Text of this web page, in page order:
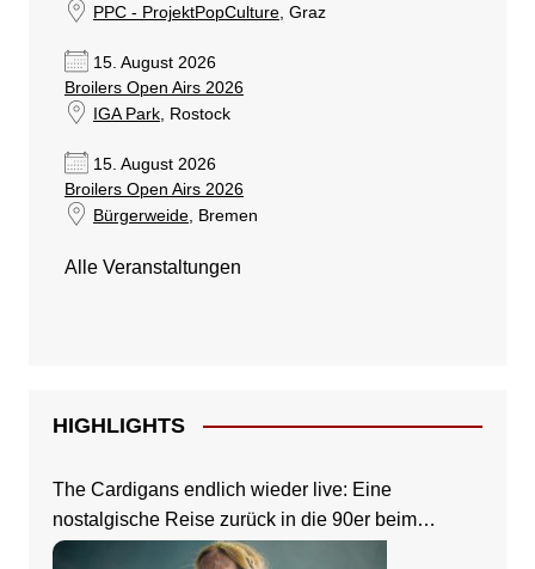
PPC - ProjektPopCulture, Graz
15. August 2026
Broilers Open Airs 2026
IGA Park, Rostock
15. August 2026
Broilers Open Airs 2026
Bürgerweide, Bremen
Alle Veranstaltungen
HIGHLIGHTS
The Cardigans endlich wieder live: Eine
nostalgische Reise zurück in die 90er beim
Zeltfestival Rhein-Neckar